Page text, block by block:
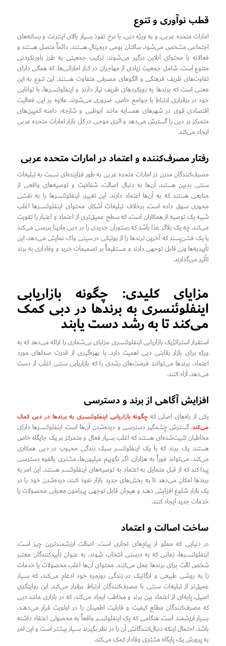
قطب نوآوری و تنوع
امارات متحده عربی، و به ویژه دبی، با نرخ نفوذ بسیار بالای اینترنت و رسانه‌های
اجتماعی مشخص می‌شود. ساکنان بومی دیجیتال هستند، دائماً متصل هستند و
فعالانه با محتوای آنلاین درگیر می‌شوند. ترکیب جمعیتی به طرز باورنکردنی
متنوع است، شامل جمعیت زیادی از مهاجران در کنار اماراتی‌ها، که همگی دارای
تفاوت‌های ظریف فرهنگی و الگوهای مصرفی متفاوت هستند. این تنوع به این
معنی است که برندها به رویکردهای ظریف نیاز دارند و اینفلوئنسرها، با توانایی
خود در برقراری ارتباط با جوامع خاص، ضروری می‌شوند. علاوه بر این، فعالیت
اقتصادی قوی در شهرهای همسایه مانند ابوظبی و شارجه، دامنه کمپین‌های
متمرکز بر دبی را گسترش می‌دهد و اثری موجی در کل بازار امارات متحده عربی
ایجاد می‌کند.
رفتار مصرف‌کننده و اعتماد در امارات متحده عربی
مصرف‌کنندگان مدرن در امارات متحده عربی به طور فزاینده‌ای نسبت به تبلیغات
سنتی بدبین هستند. آن‌ها به دنبال اصالت، شفافیت و توصیه‌های واقعی از
منابعی هستند که به آن‌ها اعتماد دارند. این تغییر، اینفلوئنسرها را به نقشی
محوری سوق داده است. برخلاف تبلیغات آشکار، محتوای اینفلوئنسرها اغلب
شبیه یک توصیه از همکاران است، که سطح عمیق‌تری از اعتماد و اعتبار را تقویت
می‌کند. چه یک بلاگر غذا باشد که رستوران جدیدی را در دبی مارینا بررسی می‌کند
یا یک فشن‌پسند که آخرین ترندها را از بوتیکی در سیتی واک نمایش می‌دهد، این
تأییدیه‌ها وزن قابل توجهی دارند و مستقیماً بر تصمیمات خرید و وفاداری به برند
تأثیر می‌گذارند.
مزایای کلیدی: چگونه بازاریابی
اینفلوئنسری به برندها در دبی کمک
می‌کند تا به رشد دست یابند
استقرار استراتژیک بازاریابی اینفلوئنسری مزایای بی‌شماری را ارائه می‌دهد که به
ویژه برای بازار رقابتی دبی اهمیت دارد. با بهره‌گیری از قدرت صداهای مورد
اعتماد، برندها می‌توانند فرصت‌های رشدی را که بازاریابی سنتی اغلب از دست
می‌دهد، آزاد کنند.
افزایش آگاهی از برند و دسترسی
یکی از راه‌های اصلی که چگونه بازاریابی اینفلوئنسری به برندها در دبی کمک
می‌کند، گسترش چشمگیر دسترسی و دیده‌شدن آن‌ها است. اینفلوئنسرها دارای
مخاطبان تثبیت‌شده‌ای هستند که اغلب بسیار فعال و متمرکز بر یک جایگاه خاص
هستند. یک برند که با یک اینفلوئنسر سبک زندگی محبوب در دبی همکاری
می‌کند، می‌تواند فوراً به هزاران، اگر نگوییم میلیون‌ها، مشتری بالقوه دسترسی
پیدا کند که از قبل متمایل به اعتماد به توصیه‌های اینفلوئنسر هستند. این امر به
برندها امکان می‌دهد تا به بخش‌های جدید بازار نفوذ کنند، دیده‌شدن خود را در
یک بازار شلوغ افزایش دهند و هیجان قابل توجهی پیرامون معرفی محصولات یا
خدمات جدید ایجاد کنند.
ساخت اصالت و اعتماد
در دنیایی که مملو از پیام‌های تجاری است، اصالت ارزشمندترین چیز است.
اینفلوئنسرها، زمانی که به درستی انتخاب شوند، به عنوان تأییدکنندگان معتبر
شخص ثالث برای برندها عمل می‌کنند. محتوای آن‌ها اغلب محصولات یا خدمات
را به روشی طبیعی و ارگانیک در زندگی روزمره خود ادغام می‌کند، که بسیار
عمیق‌تر از تبلیغات سنتی با مصرف‌کنندگان ارتباط برقرار می‌کند. این روایتگری
اصیل، پایه‌ای از اعتماد بین برند و مخاطب ایجاد می‌کند، که در بازاری مانند دبی
که مصرف‌کنندگان مطلع کیفیت و قابلیت اطمینان را در اولویت قرار می‌دهند،
بسیار ارزشمند است. هنگامی که یک اینفلوئنسر واقعاً به محصولی اعتقاد داشته
باشد، احتمال اینکه دنبال‌کنندگانش آن را در نظر بگیرند بسیار بیشتر است و این امر
به پرورش یک پایگاه مشتری وفادار کمک می‌کند.